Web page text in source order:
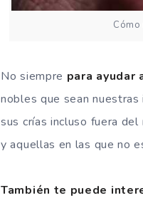
No siempre para ayudar
nobles que sean
sus crías incluso fuera
y aquellas en las que no
También te puede